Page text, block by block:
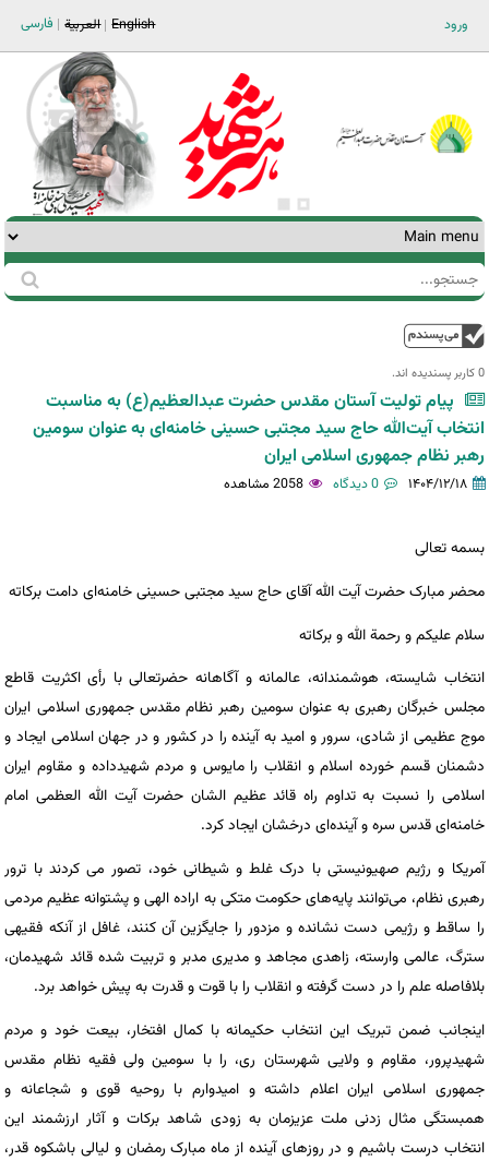
ورود فارسی العربية English
فرم
جستجو
جستجو
0 کاربر پسندیده اند.‎
پیام تولیت آستان مقدس حضرت عبدالعظیم(ع) به مناسبت
انتخاب آیت‌الله حاج سید مجتبی حسینی خامنه‌ای به عنوان سومین
رهبر نظام جمهوری اسلامی ایران
۱۴۰۴/۱۲/۱۸ 0 دیدگاه 2058 مشاهده
بسمه تعالی
محضر مبارک حضرت آیت الله آقای حاج سید مجتبی حسینی خامنه‌ای دامت برکاته
سلام علیکم و رحمة الله و برکاته
انتخاب شایسته، هوشمندانه، عالمانه و آگاهانه حضرتعالی با رأی اکثریت قاطع
مجلس خبرگان رهبری به عنوان سومین رهبر نظام مقدس جمهوری اسلامی ایران
موج عظیمی از شادی، سرور و امید به آینده را در کشور و در جهان اسلامی ایجاد و
دشمنان قسم خورده اسلام و انقلاب را مایوس و مردم شهیدداده و مقاوم ایران
اسلامی را نسبت به تداوم راه قائد عظیم الشان حضرت آیت الله العظمی امام
خامنه‌ای قدس سره و آینده‌ای درخشان ایجاد کرد.
آمریکا و رژیم صهیونیستی با درک غلط و شیطانی خود، تصور می کردند با ترور
رهبری نظام، می‌توانند پایه‌های حکومت متکی به اراده الهی و پشتوانه عظیم مردمی
را ساقط و رژیمی دست نشانده و مزدور را جایگزین آن کنند، غافل از آنکه فقیهی
سترگ، عالمی وارسته، زاهدی مجاهد و مدیری مدبر و تربیت شده قائد شهیدمان،
بلافاصله علم را در دست گرفته و انقلاب را با قوت و قدرت به پیش خواهد برد.
اینجانب ضمن تبریک این انتخاب حکیمانه با کمال افتخار، بیعت خود و مردم
شهیدپرور، مقاوم و ولایی شهرستان ری، را با سومین ولی فقیه نظام مقدس
جمهوری اسلامی ایران اعلام داشته و امیدوارم با روحیه قوی و شجاعانه و
همبستگی مثال زدنی ملت عزیزمان به زودی شاهد برکات و آثار ارزشمند این
انتخاب درست باشیم و در روزهای آینده از ماه مبارک رمضان و لیالی باشکوه قدر،